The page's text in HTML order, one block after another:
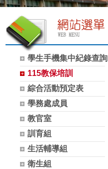
學生手機集中紀錄查詢
115教保培訓
綜合活動預定表
學務處成員
教官室
訓育組
生活輔導組
衛生組